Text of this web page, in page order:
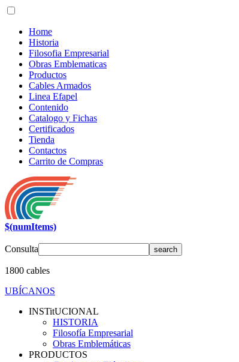
Home
Historia
Filosofia Empresarial
Obras Emblematicas
Productos
Cables Armados
Linea Efapel
Contenido
Catalogo y Fichas
Certificados
Tienda
Contactos
Carrito de Compras
$(numItems)
Consulta
1800 cables
UBÍCANOS
INSTitUCIONAL
HISTORIA
Filosofía Empresarial
Obras Emblemáticas
PRODUCTOS